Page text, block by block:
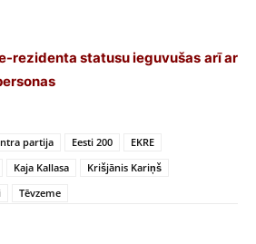
rezidenta statusu ieguvušas arī ar
partija Eesti 200
EKRE
Kaja Kallasa
Krišjānis Kariņš
Tēvzeme